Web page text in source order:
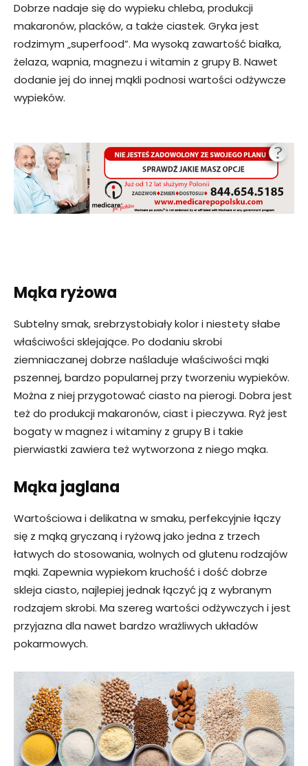
Dobrze nadaje się do wypieku chleba, produkcji
makaronów, placków, a także ciastek. Gryka jest
rodzimym „superfood”. Ma wysoką zawartość białka,
żelaza, wapnia, magnezu i witamin z grupy B. Nawet
dodanie jej do innej mąkli podnosi wartości odżywcze
wypieków.
Mąka ryżowa
Subtelny smak, srebrzystobiały kolor i niestety słabe
właściwości sklejające. Po dodaniu skrobi
ziemniaczanej dobrze naśladuje właściwości mąki
pszennej, bardzo popularnej przy tworzeniu wypieków.
Można z niej przygotować ciasto na pierogi. Dobra jest
też do produkcji makaronów, ciast i pieczywa. Ryż jest
bogaty w magnez i witaminy z grupy B i takie
pierwiastki zawiera też wytworzona z niego mąka.
Mąka jaglana
Wartościowa i delikatna w smaku, perfekcyjnie łączy
się z mąką gryczaną i ryżową jako jedna z trzech
łatwych do stosowania, wolnych od glutenu rodzajów
mąki. Zapewnia wypiekom kruchość i dość dobrze
skleja ciasto, najlepiej jednak łączyć ją z wybranym
rodzajem skrobi. Ma szereg wartości odżywczych i jest
przyjazna dla nawet bardzo wrażliwych układów
pokarmowych.